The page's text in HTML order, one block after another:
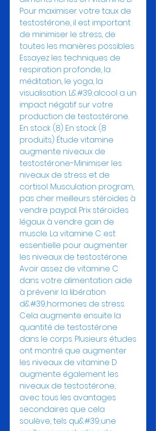
Pour maximiser votre taux de
testostérone, il est important
de minimiser le stress, de
toutes les manières possibles.
Essayez les techniques de
respiration profonde, la
méditation, le yoga, la
visualisation. L&#39;alcool a un
impact négatif sur votre
production de testostérone.
En stock (8) En stock (8
produits) Étude vitamine
augmente niveaux de
testostérone:-Minimiser les
niveaux de stress et de
cortisol. Musculation program,
pas cher meilleurs stéroïdes à
vendre paypal. Prix stéroïdes
légaux à vendre gain de
muscle. La vitamine C est
essentielle pour augmenter
les niveaux de testostérone.
Avoir assez de vitamine C
dans votre alimentation aide
à prévenir la libération
d&#39;hormones de stress.
Cela augmente ensuite la
quantité de testostérone
dans le corps. Plusieurs études
ont montré que augmenter
les niveaux de vitamine D
augmente également les
niveaux de testostérone,
avec tous les avantages
secondaires que cela
soulève, tels qu&#39;une